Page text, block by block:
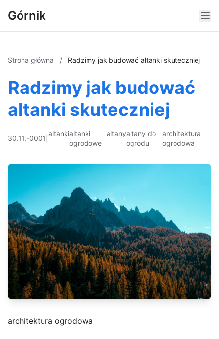
Górnik
Strona główna / Radzimy jak budować altanki skuteczniej
Radzimy jak budować
altanki skuteczniej
30.11.-0001
altankialtanki
ogrodowe
altanyaltany do
ogrodu
architektura
ogrodowa
architektura ogrodowa